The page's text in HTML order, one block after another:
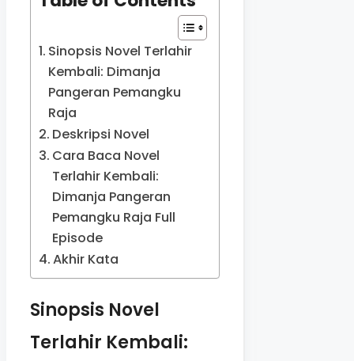
Sinopsis Novel Terlahir
Kembali: Dimanja
Pangeran Pemangku
Raja
Deskripsi Novel
Cara Baca Novel
Terlahir Kembali:
Dimanja Pangeran
Pemangku Raja Full
Episode
Akhir Kata
Sinopsis Novel
Terlahir Kembali: